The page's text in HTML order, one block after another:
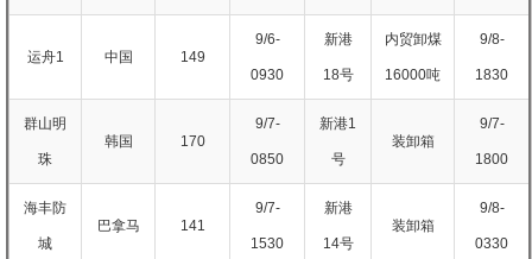
运舟1 中国 149
9/6-
0930
新港
18号
内贸卸煤
16000吨
9/8-
1830
群山明
珠
韩国 170
9/7-
0850
新港1
号
装卸箱
9/7-
1800
海丰防
城
巴拿马 141
9/7-
1530
新港
14号
装卸箱
9/8-
0330